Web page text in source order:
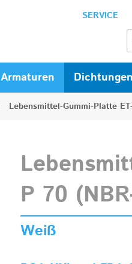
SERVICE
Armaturen Dichtungen
Lebensmittel-Gummi-Platte
P 70
Weiß